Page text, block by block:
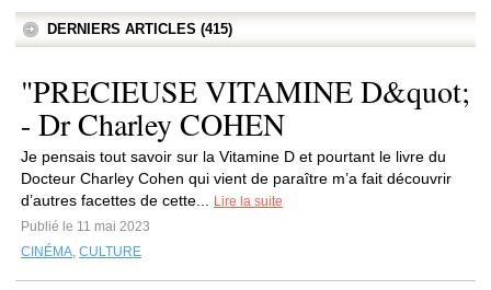
DERNIERS ARTICLES (415)
"PRECIEUSE VITAMINE D&quot;
- Dr Charley COHEN
Je pensais tout savoir sur la Vitamine D et pourtant le livre du
Docteur Charley Cohen qui vient de paraître m’a fait découvrir
d’autres facettes de cette...
Lire la suite
Publié le 11 mai 2023
CINÉMA, CULTURE